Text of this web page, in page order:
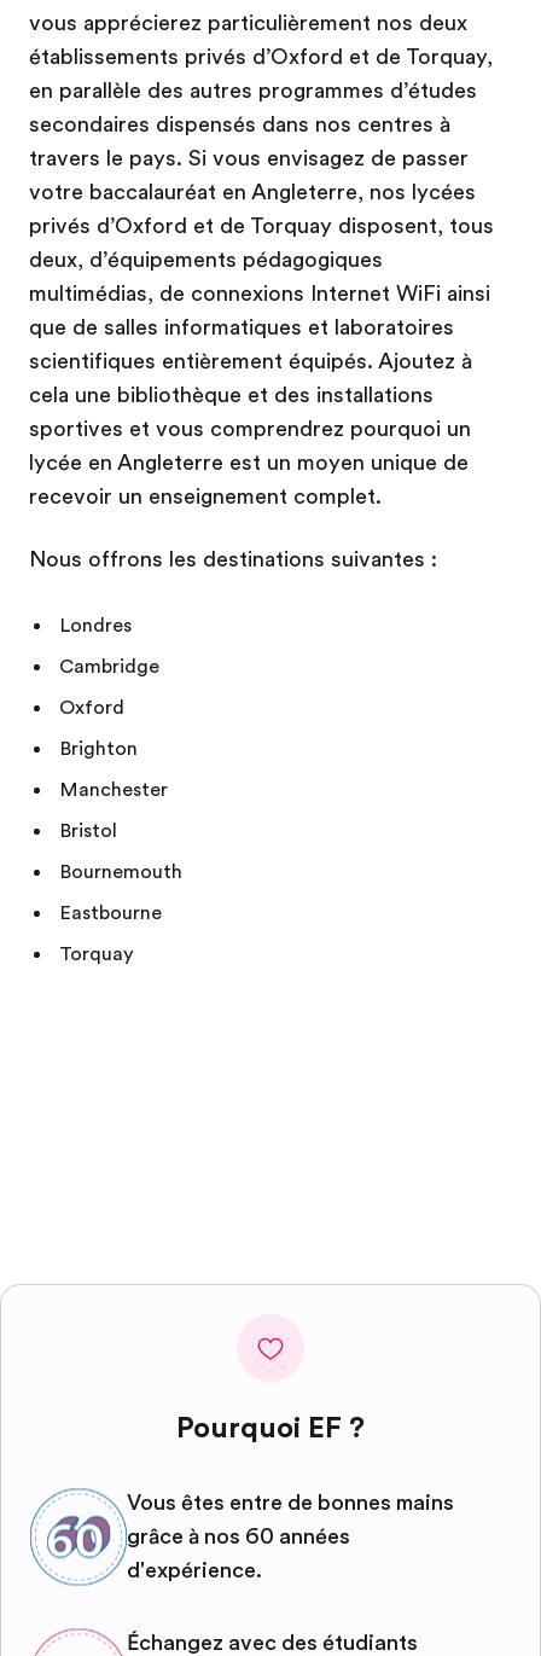
vous apprécierez particulièrement nos deux
établissements privés d’Oxford et de Torquay,
en parallèle des autres programmes d’études
secondaires dispensés dans nos centres à
travers le pays. Si vous envisagez de passer
votre baccalauréat en Angleterre, nos lycées
privés d’Oxford et de Torquay disposent, tous
deux, d’équipements pédagogiques
multimédias, de connexions Internet WiFi ainsi
que de salles informatiques et laboratoires
scientifiques entièrement équipés. Ajoutez à
cela une bibliothèque et des installations
sportives et vous comprendrez pourquoi un
lycée en Angleterre est un moyen unique de
recevoir un enseignement complet.
Nous offrons les destinations suivantes :
Londres
Cambridge
Oxford
Brighton
Manchester
Bristol
Bournemouth
Eastbourne
Torquay
Pourquoi EF ?
Vous êtes entre de bonnes mains
grâce à nos 60 années
d'expérience.
Échangez avec des étudiants